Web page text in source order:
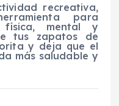
recreativa,
para
física, mental y
tus zapatos de
y deja que el
más saludable y